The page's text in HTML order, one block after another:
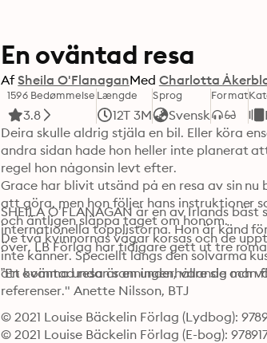
En oväntad resa
Af Sheila O'FlanaganMed Charlotta
1596 Bedømmelse
3.8
Længde
12T 3M
Sprog
Svensk
Format
Deira skulle aldrig stjäla en bil. Eller köra
andra sidan hade hon heller inte planerat
regel hon någonsin levt efter.
Grace har blivit utsänd på en resa av sin
att göra, men hon följer hans instruktioner
och äntligen släppa taget om honom.
De två kvinnornas vägar korsas och de
inte känner. Speciellt längs den solvarma
SHEILA O’FLANAGAN är en av Irlands
internationella topplistorna. Hon är känd
”En oväntad resa är en underhållande och
referenser." Anette Nilsson, BTJ
© 2021 Louise Bäckelin Förlag (Lydbog):
© 2021 Louise Bäckelin Förlag (E-bog):